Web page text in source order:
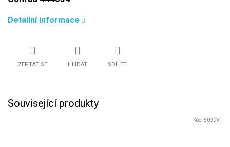
Detailní informace
ZEPTAT SE HLÍDAT SDÍLET
Související produkty
Kód:5090VI